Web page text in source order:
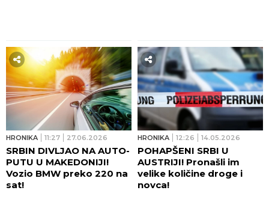
HRONIKA 11:27 27.06.2026
SRBIN DIVLJAO NA AUTO-
PUTU U MAKEDONIJI!
Vozio BMW preko 220 na
sat!
HRONIKA 12:26 14.05.2026
POHAPŠENI SRBI U
AUSTRIJI! Pronašli im
velike količine droge i
novca!